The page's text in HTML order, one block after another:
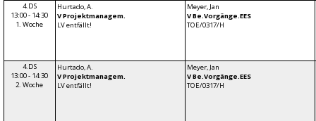
4.DS
13:00 - 14:30
1. Woche
Hurtado, A.
V Projektmanagem.
LV entfällt!
Meyer, Jan
V Be.Vorgänge.EES
TOE/0317/H
4.DS
13:00 - 14:30
2. Woche
Hurtado, A.
V Projektmanagem.
LV entfällt!
Meyer, Jan
V Be.Vorgänge.EES
TOE/0317/H